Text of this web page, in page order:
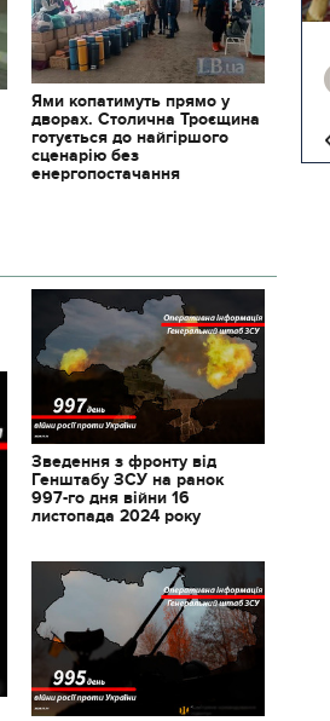
Ями копатимуть прямо у
дворах. Столична Троєщина
готується до найгіршого
сценарію без
енергопостачання
Зведення з фронту від
Генштабу ЗСУ на ранок
997-го дня війни 16
листопада 2024 року
11.10.2017 | 16:22
Часи Русі: як виглядають
декорації до фільму "Сторожова
застава"